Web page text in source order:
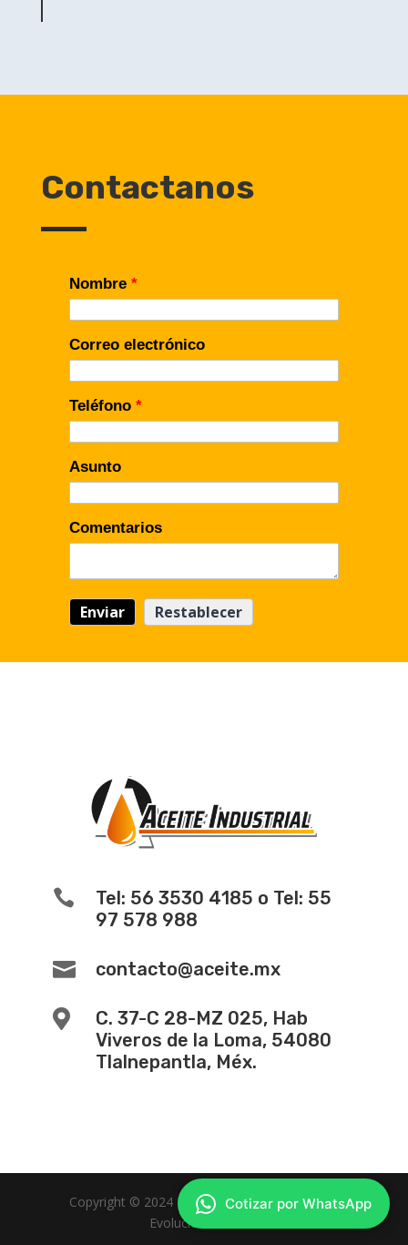
Contactanos
Nombre *
Correo electrónico
Teléfono *
Asunto
Comentarios

Tel: 56 3530 4185 o Tel: 55
97 578 988
 contacto@aceite.mx

C. 37-C 28-MZ 025, Hab
Viveros de la Loma, 54080
Tlalnepantla, Méx.
Copyright © 2024 -
Diseño de Paginas Web
Evolucion Web MX
Cotizar por WhatsApp